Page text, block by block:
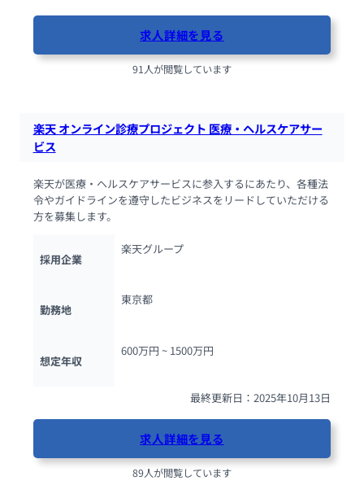
求人詳細を見る
91人が閲覧しています
楽天 オンライン診療プロジェクト 医療・ヘルスケアサー
ビス
楽天が医療・ヘルスケアサービスに参入するにあたり、各種法
令やガイドラインを遵守したビジネスをリードしていただける
方を募集します。
採用企業
楽天グループ
勤務地
東京都
想定年収
600万円 ~ 1500万円
最終更新日：2025年10月13日
求人詳細を見る
89人が閲覧しています